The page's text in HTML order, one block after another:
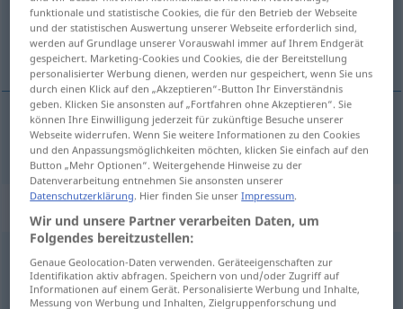
(Für mehr Details die Übersetzung anklicken/antippen)
biçim vermek
biçim vermek ( -E) formen
„formen“: reflexives Verb
formenv/r <h.>
Übersicht aller Übersetzungen
funktionale und statistische Cookies, die für den Betrieb der Webseite
und der statistischen Auswertung unserer Webseite erforderlich sind,
werden auf Grundlage unserer Vorauswahl immer auf Ihrem Endgerät
gespeichert. Marketing-Cookies und Cookies, die der Bereitstellung
personalisierter Werbung dienen, werden nur gespeichert, wenn Sie uns
durch einen Klick auf den „Akzeptieren“-Button Ihr Einverständnis
geben. Klicken Sie ansonsten auf „Fortfahren ohne Akzeptieren“. Sie
können Ihre Einwilligung jederzeit für zukünftige Besuche unserer
Webseite widerrufen. Wenn Sie weitere Informationen zu den Cookies
und den Anpassungsmöglichkeiten möchten, klicken Sie einfach auf den
Button „Mehr Optionen“. Weitergehende Hinweise zu der
Datenverarbeitung entnehmen Sie ansonsten unserer
Datenschutzerklärung. Hier finden Sie unserImpressum.
Wir und unsere Partner verarbeiten Daten, um
Folgendes bereitzustellen:
Genaue Geolocation-Daten verwenden. Geräteeigenschaften zur
Identifikation aktiv abfragen. Speichern von und/oder Zugriff auf
Informationen auf einem Gerät. Personalisierte Werbung und Inhalte,
Messung von Werbung und Inhalten, Zielgruppenforschung und